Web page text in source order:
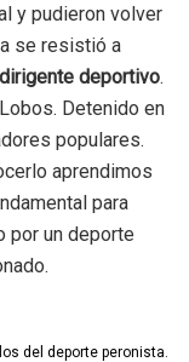
y pudieron volver
se resistió a
deportivo.
Detenido en
populares.
aprendimos
para
por un deporte
del deporte peronista.